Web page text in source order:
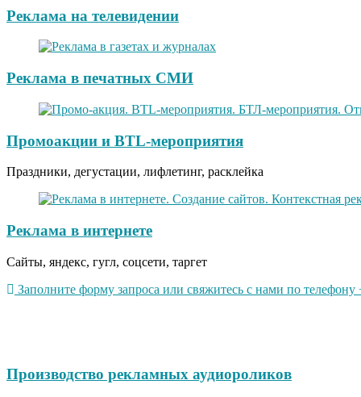
Реклама на телевидении
Реклама в печатных СМИ
Промоакции и BTL-мероприятия
Праздники, дегустации, лифлетинг, расклейка
Реклама в интернете
Сайты, яндекс, гугл, соцсети, таргет
Заполните форму запроса или свяжитесь с нами по
Производство рекламных аудиороликов